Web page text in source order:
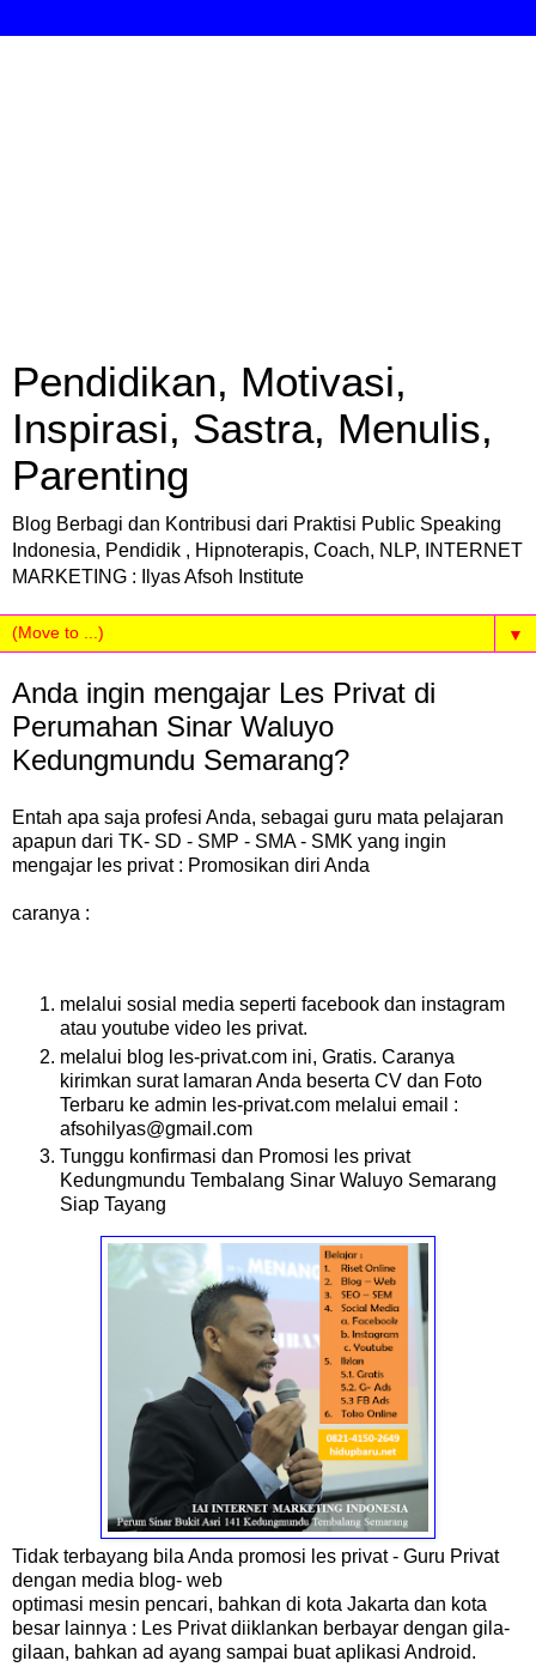
Pendidikan, Motivasi,
Inspirasi, Sastra, Menulis,
Parenting
Blog Berbagi dan Kontribusi dari Praktisi Public Speaking
Indonesia, Pendidik , Hipnoterapis, Coach, NLP, INTERNET
MARKETING : Ilyas Afsoh Institute
▼
Anda ingin mengajar Les Privat di
Perumahan Sinar Waluyo
Kedungmundu Semarang?
Entah apa saja profesi Anda, sebagai guru mata pelajaran
apapun dari TK- SD - SMP - SMA - SMK yang ingin
mengajar les privat : Promosikan diri Anda
caranya :
melalui sosial media seperti facebook dan instagram
atau youtube video les privat.
melalui blog les-privat.com ini, Gratis. Caranya
kirimkan surat lamaran Anda beserta CV dan Foto
Terbaru ke admin les-privat.com melalui email :
afsohilyas@gmail.com
Tunggu konfirmasi dan Promosi les privat
Kedungmundu Tembalang Sinar Waluyo Semarang
Siap Tayang
Tidak terbayang bila Anda promosi les privat - Guru Privat
dengan media blog- web
optimasi mesin pencari, bahkan di kota Jakarta dan kota
besar lainnya : Les Privat diiklankan berbayar dengan gila-
gilaan, bahkan ad ayang sampai buat aplikasi Android.